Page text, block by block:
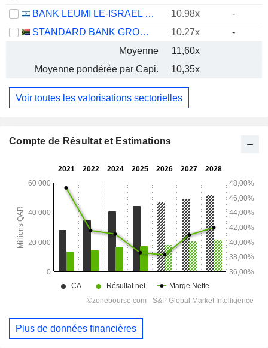
BANK LEUMI LE-ISRAEL B.M.
10.98x
-
STANDARD BANK GROUP LIMITED
10.27x
-
Moyenne
11,60x
Moyenne pondérée par Capi.
10,35x
Voir toutes les valorisations sectorielles
Compte de Résultat et Estimations
Plus de données financières